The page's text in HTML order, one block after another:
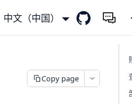
中文（中国）
Copy page